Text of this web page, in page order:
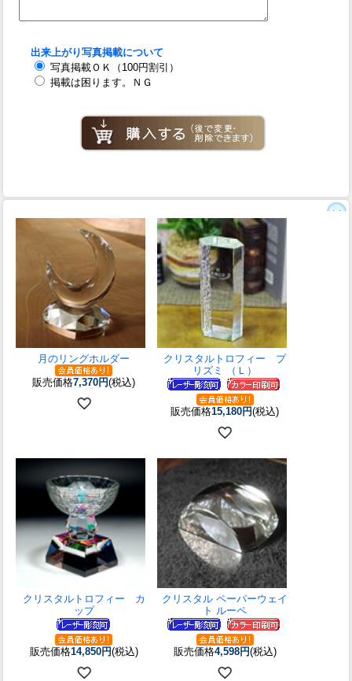
出来上がり写真掲載について
写真掲載ＯＫ（100円割引）
掲載は困ります。ＮＧ
月のリングホルダー
販売価格7,370円(税込)
クリスタルトロフィー プ
リズミ （Ｌ）
販売価格15,180円(税込)
クリスタルトロフィー カ
ップ
販売価格14,850円(税込)
クリスタル ペーパーウェイ
ト ルーペ
販売価格4,598円(税込)